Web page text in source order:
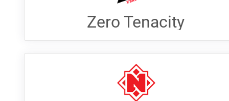
Zero Tenacity